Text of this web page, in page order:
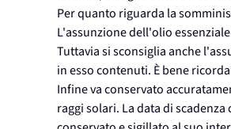
Per quanto riguarda la
L'assunzione dell'olio
Tuttavia si sconsiglia anche
in esso contenuti. È bene
Infine va conservato
raggi solari. La data di